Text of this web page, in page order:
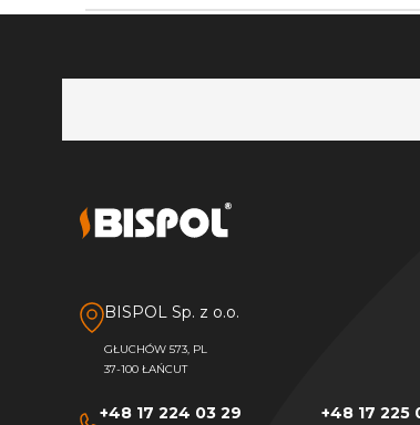
BISPOL Sp. z o.o.
GŁUCHÓW 573, PL
37-100 ŁAŃCUT
+48 17 224 03 29 +48 17 225